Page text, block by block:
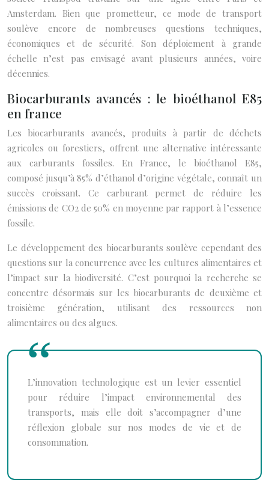
Amsterdam. Bien que prometteur, ce mode de transport
soulève encore de nombreuses questions techniques,
économiques et de sécurité. Son déploiement à grande
échelle n’est pas envisagé avant plusieurs années, voire
décennies.
Biocarburants avancés : le bioéthanol E85
en france
Les biocarburants avancés, produits à partir de déchets
agricoles ou forestiers, offrent une alternative intéressante
aux carburants fossiles. En France, le bioéthanol E85,
composé jusqu’à 85% d’éthanol d’origine végétale, connaît un
succès croissant. Ce carburant permet de réduire les
émissions de CO2 de 50% en moyenne par rapport à l’essence
fossile.
Le développement des biocarburants soulève cependant des
questions sur la concurrence avec les cultures alimentaires et
l’impact sur la biodiversité. C’est pourquoi la recherche se
concentre désormais sur les biocarburants de deuxième et
troisième génération, utilisant des ressources non
alimentaires ou des algues.
L’innovation technologique est un levier essentiel
pour réduire l’impact environnemental des
transports, mais elle doit s’accompagner d’une
réflexion globale sur nos modes de vie et de
consommation.